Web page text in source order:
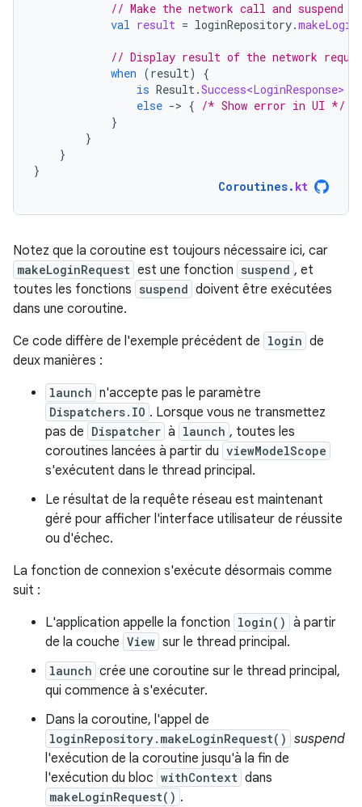
// Make the network call and
val result = loginRepository.
// Display result of the network
when (result)
{
is Result.Success<LoginResponse>
else -> { /* Show error in UI */
}
}
}
}
Coroutines. kt
Notez que la coroutine est toujours nécessaire ici, car
makeLoginRequest est une fonction suspend , et
toutes les fonctions suspend doivent être exécutées
dans une coroutine.
Ce code diffère de l'exemple précédent de login de
deux manières :
launch n'accepte pas le paramètre
Dispatchers.IO . Lorsque vous ne transmettez
pas de Dispatcher à launch , toutes les
coroutines lancées à partir du viewModelScope
s'exécutent dans le thread principal.
Le résultat de la requête réseau est maintenant
géré pour afficher l'interface utilisateur de réussite
ou d'échec.
La fonction de connexion s'exécute désormais comme
suit :
L'application appelle la fonction login() à partir
de la couche View sur le thread principal.
launch crée une coroutine sur le thread principal,
qui commence à s'exécuter.
Dans la coroutine, l'appel de
loginRepository.makeLoginRequest() suspend
l'exécution de la coroutine jusqu'à la fin de
l'exécution du bloc withContext dans
makeLoginRequest() .